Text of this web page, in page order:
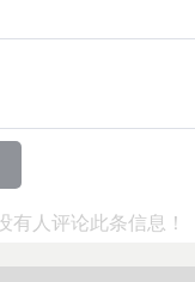
有人评论此条信息！